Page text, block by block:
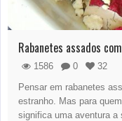
Rabanetes assados
1586 0
32
Pensar em rabanetes
estranho. Mas para
significa uma aventura a